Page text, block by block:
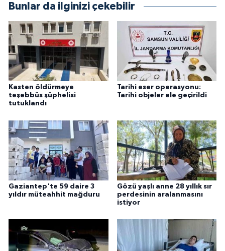
Bunlar da ilginizi çekebilir
Kasten öldürmeye
teşebbüs şüphelisi
tutuklandı
Tarihi eser operasyonu:
Tarihi objeler ele geçirildi
Gaziantep'te 59 daire 3
yıldır müteahhit mağduru
Gözü yaşlı anne 28 yıllık sır
perdesinin aralanmasını
istiyor